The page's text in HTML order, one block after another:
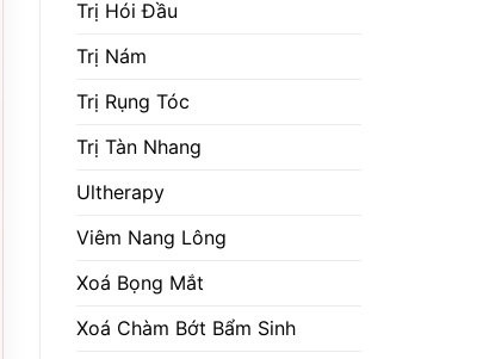
Trị Hói Đầu
Trị Nám
Trị Rụng Tóc
Trị Tàn Nhang
Ultherapy
Viêm Nang Lông
Xoá Bọng Mắt
Xoá Chàm Bớt Bẩm Sinh